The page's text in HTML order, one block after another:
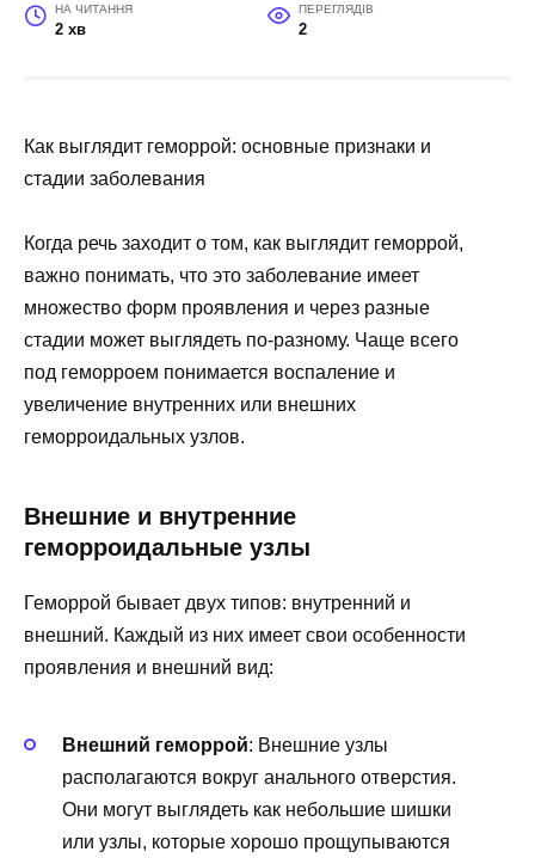
НА ЧИТАННЯ
2 хв
ПЕРЕГЛЯДІВ
2
Как выглядит геморрой: основные признаки и
стадии заболевания
Когда речь заходит о том, как выглядит геморрой,
важно понимать, что это заболевание имеет
множество форм проявления и через разные
стадии может выглядеть по-разному. Чаще всего
под геморроем понимается воспаление и
увеличение внутренних или внешних
геморроидальных узлов.
Внешние и внутренние
геморроидальные узлы
Геморрой бывает двух типов: внутренний и
внешний. Каждый из них имеет свои особенности
проявления и внешний вид:
Внешний геморрой: Внешние узлы
располагаются вокруг анального отверстия.
Они могут выглядеть как небольшие шишки
или узлы, которые хорошо прощупываются